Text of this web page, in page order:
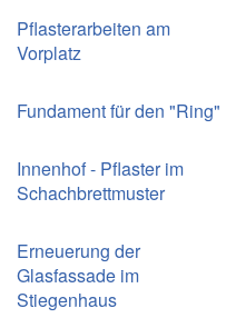
Pflasterarbeiten am
Vorplatz
Fundament für den "Ring"
Innenhof - Pflaster im
Schachbrettmuster
Erneuerung der
Glasfassade im
Stiegenhaus